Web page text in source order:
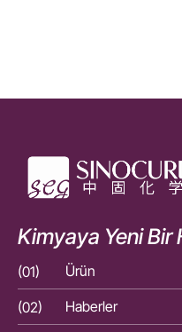
Kimyaya Yeni Bir
(01) Ürün
(02)
Haberler